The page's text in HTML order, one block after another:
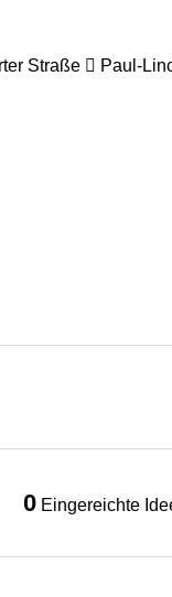
Straße  Paul-
0 Eingereichte